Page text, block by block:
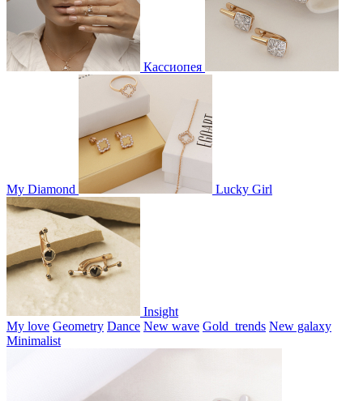
Кассиопея
My Diamond Lucky Girl
Insight
My love Geometry Dance New wave Gold_trends New galaxy
Minimalist